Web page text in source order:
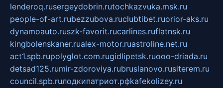
lenderoq.rusergeydobrin.rutochkazvuka.msk.ru
people-of-art.rubezzubova.ruclubtibet.ruorior-aks.ru
dynamoauto.ruszk-favorit.rucarlines.ruflatnsk.ru
kingbolenskaner.rualex-motor.ruastroline.net.ru
act1.spb.rupolyglot.com.rugidlipetsk.ruooo-driada.ru
detsad125.rumir-zdoroviya.rubruslanovo.rusiterem.ru
council.spb.ruлодкипатриот.рфkafekolizey.ru